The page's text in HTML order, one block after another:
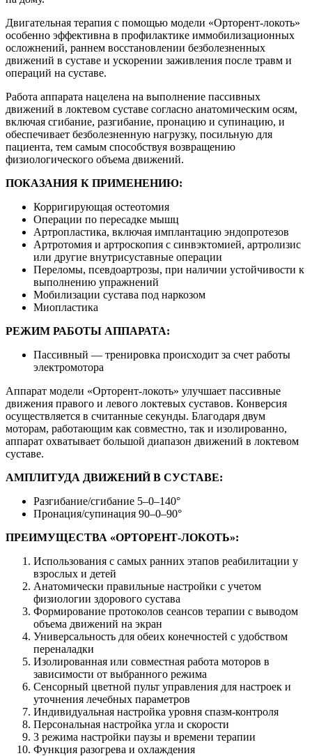
Двигательная терапия с помощью модели «Орторент-локоть»
особенно эффективна в профилактике иммобилизационных
осложнений, раннем восстановлении безболезненных
движений в суставе и ускорении заживления после травм и
операций на суставе.
Работа аппарата нацелена на выполнение пассивных
движений в локтевом суставе согласно анатомическим осям,
включая сгибание, разгибание, пронацию и супинацию, и
обеспечивает безболезненную нагрузку, посильную для
пациента, тем самым способствуя возвращению
физиологического объема движений.
ПОКАЗАНИЯ К ПРИМЕНЕНИЮ:
Корригирующая остеотомия
Операции по пересадке мышц
Артропластика, включая имплантацию эндопротезов
Артротомия и артроскопия с синвэктомией, артролизис
или другие внутрисуставные операции
Переломы, псевдоартрозы, при наличии устойчивости к
выполнению упражнений
Мобилизации сустава под наркозом
Миопластика
РЕЖИМ РАБОТЫ АППАРАТА:
Пассивный — тренировка происходит за счет работы
электромотора
Аппарат модели «Орторент-локоть» улучшает пассивные
движения правого и левого локтевых суставов. Конверсия
осуществляется в считанные секунды. Благодаря двум
моторам, работающим как совместно, так и изолированно,
аппарат охватывает большой диапазон движений в локтевом
суставе.
АМПЛИТУДА ДВИЖЕНИЙ В СУСТАВЕ:
Разгибание/сгибание 5–0–140°
Пронация/супинация 90–0–90°
ПРЕИМУЩЕСТВА «ОРТОРЕНТ-ЛОКОТЬ»:
Использования с самых ранних этапов реабилитации у
взрослых и детей
Анатомически правильные настройки с учетом
физиологии здорового сустава
Формирование протоколов сеансов терапии с выводом
объема движений на экран
Универсальность для обеих конечностей с удобством
переналадки
Изолированная или совместная работа моторов в
зависимости от выбранного режима
Сенсорный цветной пульт управления для настроек и
уточнения лечебных параметров
Индивидуальная настройка уровня спазм-контроля
Персональная настройка угла и скорости
3 режима настройки паузы и времени терапии
Функция разогрева и охлаждения